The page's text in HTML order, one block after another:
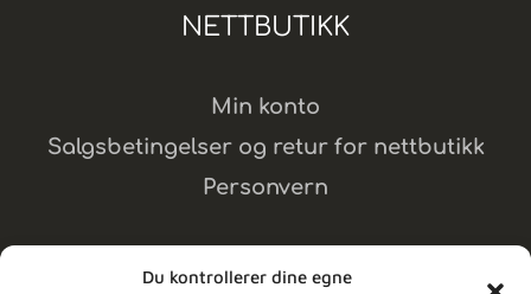
Du kontrollerer dine egne
NETTBUTIKK
Min konto
Salgsbetingelser og retur for nettbutikk
Personvern